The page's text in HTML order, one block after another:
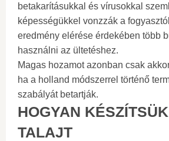
betakarításukkal és vírusokkal
képességükkel vonzzák a
eredmény elérése érdekében több
használni az ültetéshez.
Magas hozamot azonban csak
ha a holland módszerrel történő
szabályát betartják.
HOGYAN
TALAJT